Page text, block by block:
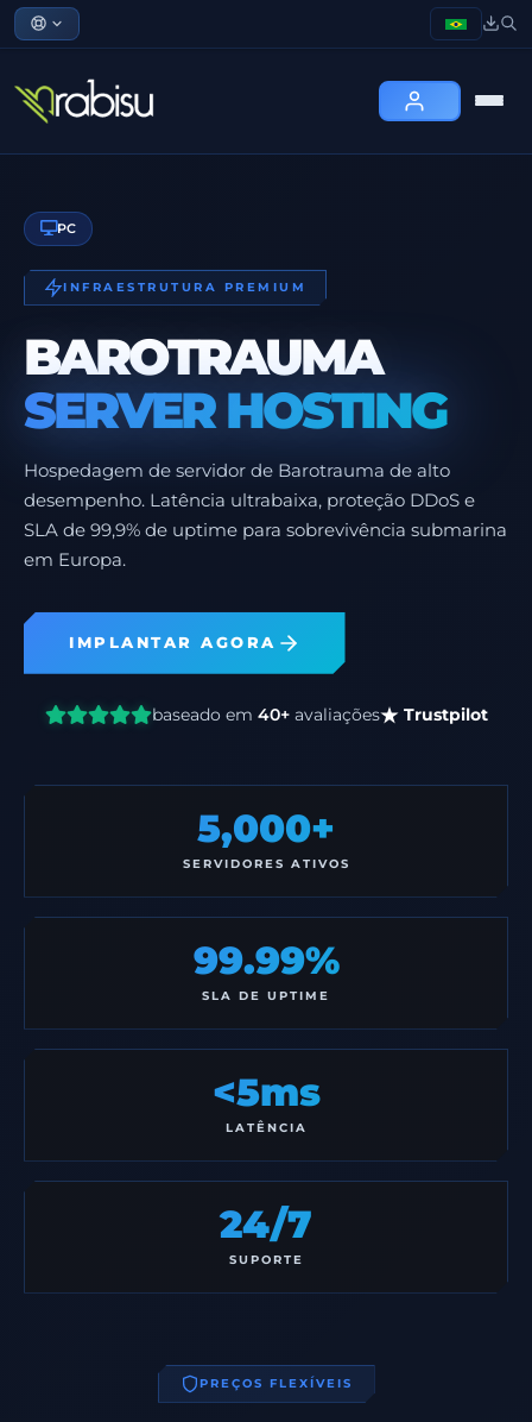
PC
INFRAESTRUTURA PREMIUM
BAROTRAUMA
SERVER HOSTING
Hospedagem de servidor de Barotrauma de alto
desempenho. Latência ultrabaixa, proteção DDoS e
SLA de 99,9% de uptime para sobrevivência submarina
em Europa.
IMPLANTAR AGORA
baseado em 40+avaliações Trustpilot
5,000+
SERVIDORES ATIVOS
99.99%
SLA DE UPTIME
<5ms
LATÊNCIA
24/7
SUPORTE
PREÇOS FLEXÍVEIS